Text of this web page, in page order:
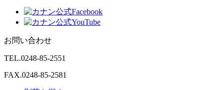
お問い合わせ
TEL.0248-85-2551
FAX.0248-85-2581